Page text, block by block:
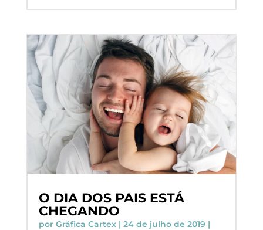
O DIA DOS PAIS ESTÁ
CHEGANDO
por Gráfica Cartex| 24 de julho de 2019 |